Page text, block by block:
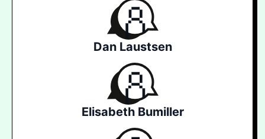
Dan Laustsen
Elisabeth Bumiller